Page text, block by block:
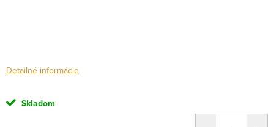
Detailné informácie
Skladom